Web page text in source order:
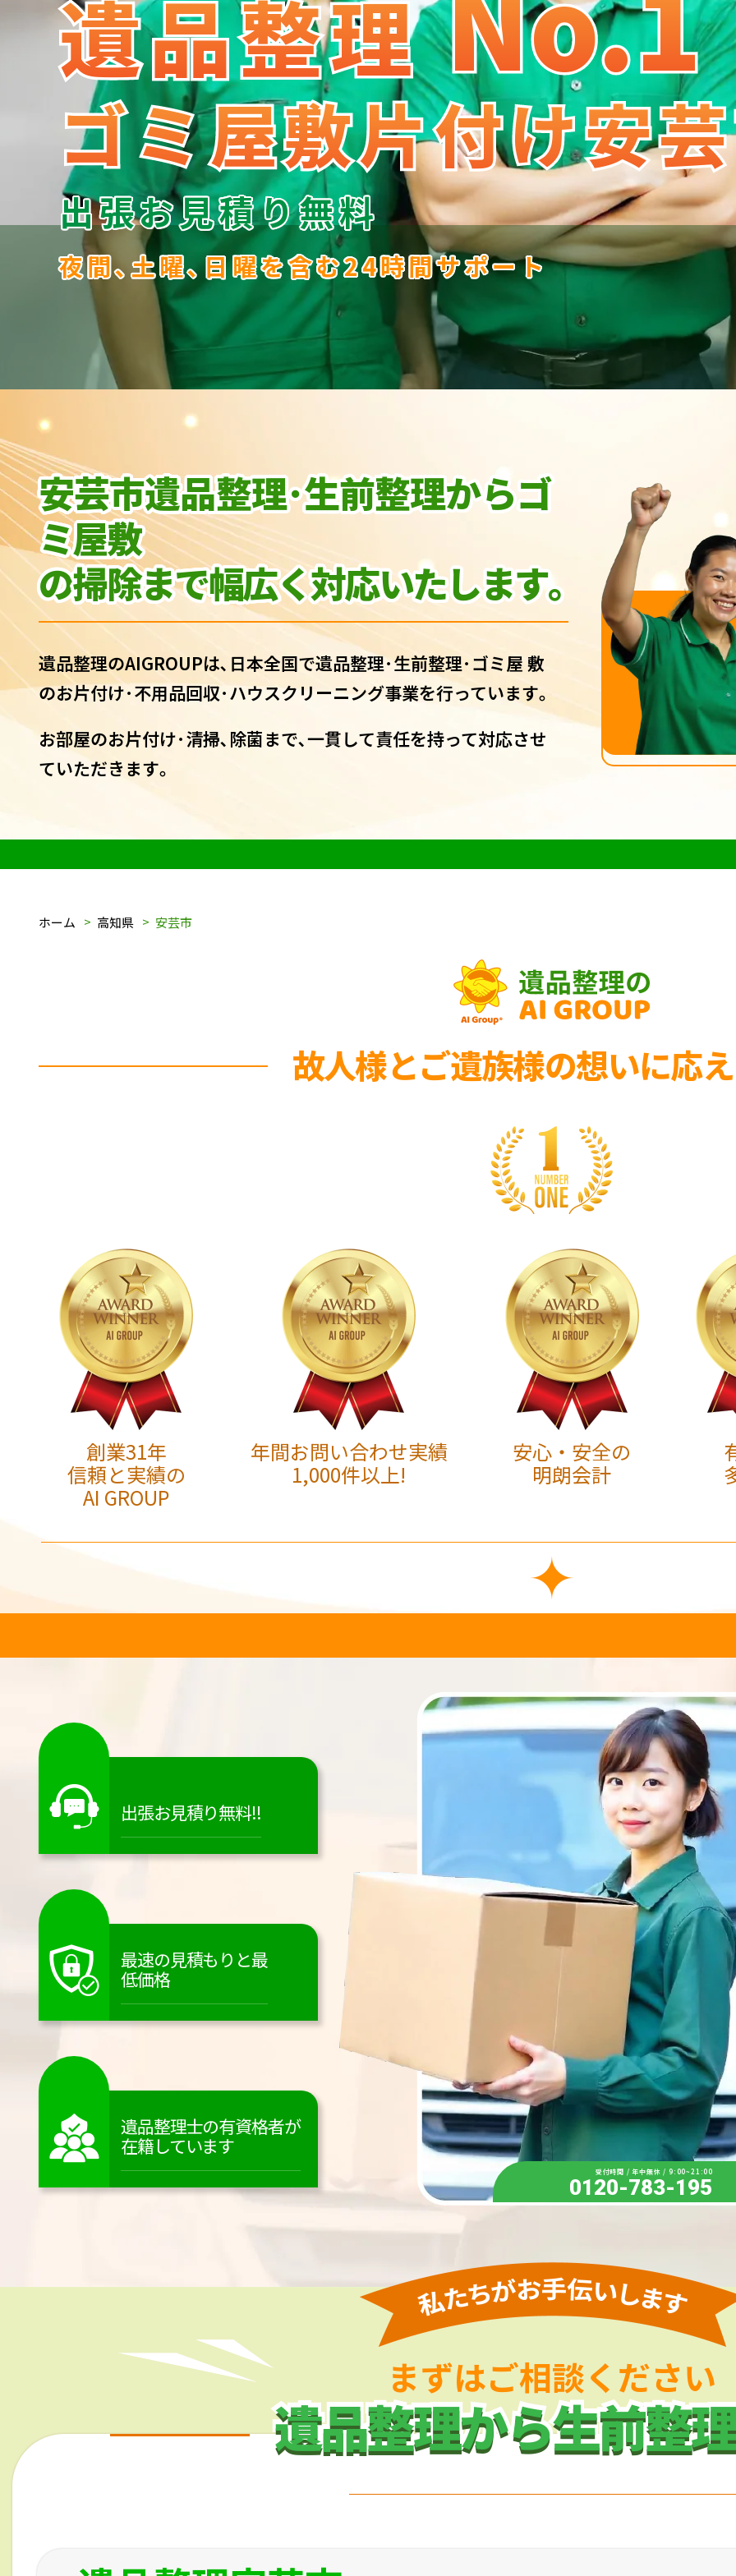
遺品整理
ゴミ屋敷片付け安
遺品整理
ゴミ屋敷片付け安
出張お見積り無料
夜間､土曜､日曜を含む24時間サポート
安芸市遺品整理･生前整理からゴ
ミ屋敷
の掃除まで幅広く対応いたします｡
遺品整理のAIGROUPは､日本全国で遺品整理･生前整理･ゴミ屋 敷
のお片付け･不用品回収･ハウスクリーニング事業を行っています｡
お部屋のお片付け･清掃､除菌まで､一貫して責任を持って対応させ
ていただきます｡
ホーム 高知県 安芸市
故人様とご遺族様の想いに応
創業31年
信頼と実績の
AI GROUP
年間お問い合わせ実績
1,000件以上!
安心・安全の
明朗会計
出張お見積り無料!!
最速の見積もりと最
低価格
遺品整理士の有資格者が
在籍しています
受付時間 / 年中無休 / 9:00~21:00
0120-783-195
まずはご相談ください
遺品整理から生前整
遺品整理から生前整